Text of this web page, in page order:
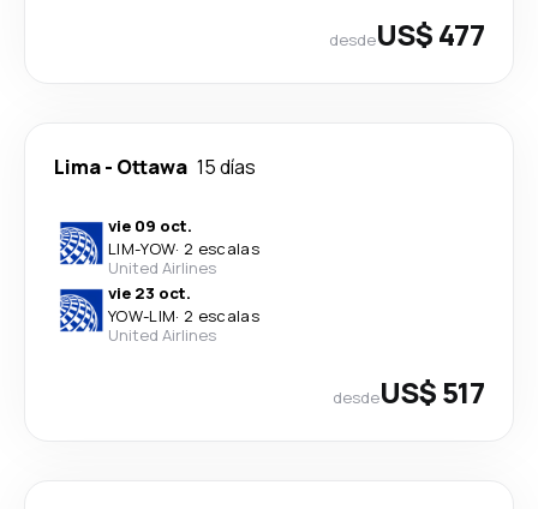
desdeUS$ 477
Lima- Ottawa 15 días
vie 09 oct.
LIM-YOW· 2 escalas
United Airlines
vie 23 oct.
YOW-LIM· 2 escalas
United Airlines
desdeUS$ 517